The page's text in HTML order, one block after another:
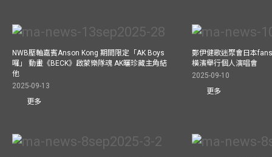
NWB壓軸嘉賓Anson Kong 期間限定「AK Boys
囉」 動畫《BECK》啟蒙樂隊魂 AK曬珍藏主角結
他
2025-09-13
更多
鄭伊健歌迷聚會日本
橫濱舉行個人演唱會
2025-09-10
更多